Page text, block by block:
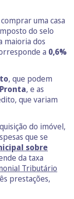
uma casa
do selo
maioria dos
a 0,6%
, que podem
, e as
que variam
do imóvel,
que se
sobre
da taxa
Tributário
prestações,